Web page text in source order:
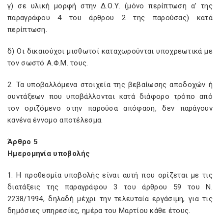
γ) σε υλική μορφή στην Δ.Ο.Υ. (μόνο περίπτωση α’ της
παραγράφου 4 του άρθρου 2 της παρούσας) κατά
περίπτωση.
δ) Οι δικαιούχοι μισθωτοί καταχωρούνται υποχρεωτικά με
τον σωστό Α.Φ.Μ. τους.
2. Τα υποβαλλόμενα στοιχεία της βεβαίωσης αποδοχών ή
συντάξεων που υποβάλλονται κατά διάφορο τρόπο από
τον οριζόμενο στην παρούσα απόφαση, δεν παράγουν
κανένα έννομο αποτέλεσμα.
Άρθρο 5
Ημερομηνία υποβολής
1. Η προθεσμία υποβολής είναι αυτή που ορίζεται με τις
διατάξεις της παραγράφου 3 του άρθρου 59 του Ν.
2238/1994, δηλαδή μέχρι την τελευταία εργάσιμη, για τις
δημόσιες υπηρεσίες, ημέρα του Μαρτίου κάθε έτους.